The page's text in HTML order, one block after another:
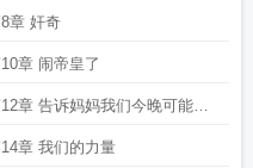
无弹窗这是我们的战锤之旅全文免费
这是我们的战锤之旅顶点中文
趣阁最新这是我们的战锤之旅无弹
锤之旅风云这是我们的战锤之旅完
章 奸奇
章 闹帝皇了
章 告诉妈妈我们今晚可能不
家吃饭了
章 我们的力量